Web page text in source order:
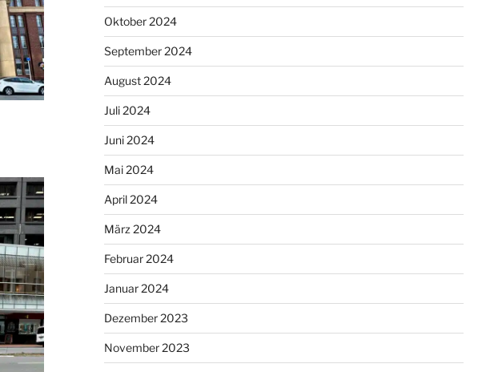
Oktober 2024
September 2024
August 2024
Juli 2024
Juni 2024
Mai 2024
April 2024
März 2024
Februar 2024
Januar 2024
Dezember 2023
November 2023